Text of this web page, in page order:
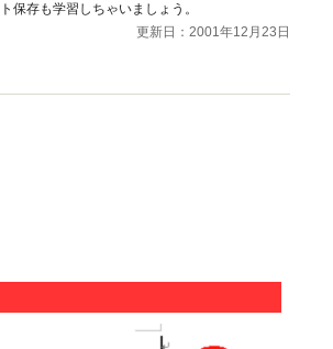
保存も学習しちゃいましょう。
更新日：2001年12月23日